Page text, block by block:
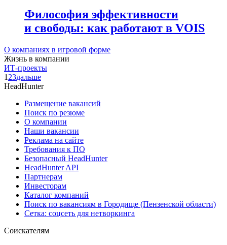
Философия эффективности
и свободы: как работают в VOIS
О компаниях в игровой форме
Жизнь в компании
ИТ-проекты
1 23дальше
HeadHunter
Размещение вакансий
Поиск по резюме
О компании
Наши вакансии
Реклама на сайте
Требования к ПО
Безопасный HeadHunter
HeadHunter API
Партнерам
Инвесторам
Каталог компаний
Поиск по вакансиям в Городище (Пензенской области)
Сетка: соцсеть для нетворкинга
Соискателям